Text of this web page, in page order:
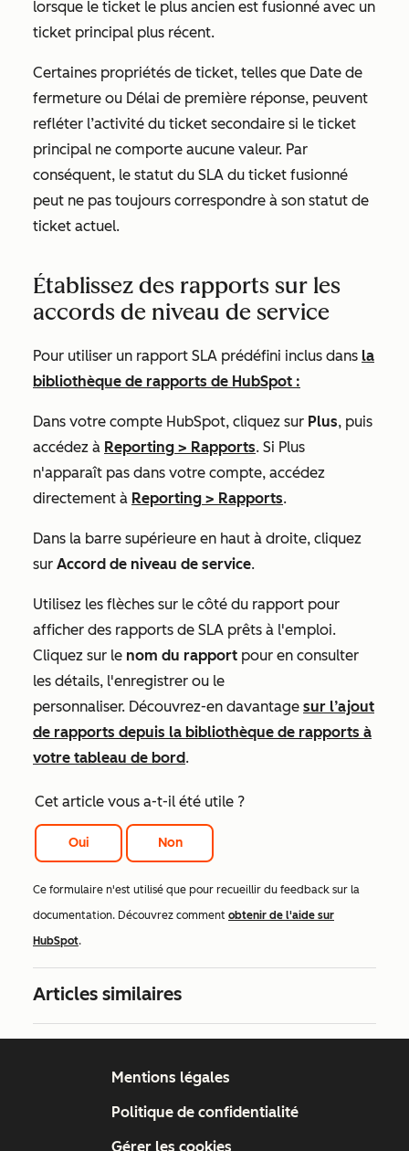
lorsque le ticket le plus ancien est fusionné avec un
ticket principal plus récent.
Certaines propriétés de ticket, telles que Date de
fermeture ou Délai de première réponse, peuvent
refléter l’activité du ticket secondaire si le ticket
principal ne comporte aucune valeur. Par
conséquent, le statut du SLA du ticket fusionné
peut ne pas toujours correspondre à son statut de
ticket actuel.
Établissez des rapports sur les
accords de niveau de service
Pour utiliser un rapport SLA prédéfini inclus dans la
bibliothèque de rapports de HubSpot :
Dans votre compte HubSpot, cliquez sur Plus, puis
accédez à Reporting > Rapports. Si Plus
n'apparaît pas dans votre compte, accédez
directement à Reporting > Rapports.
Dans la barre supérieure en haut à droite, cliquez
sur Accord de niveau de service.
Utilisez les flèches sur le côté du rapport pour
afficher des rapports de SLA prêts à l'emploi.
Cliquez sur le nom du rapport pour en consulter
les détails, l'enregistrer ou le
personnaliser. Découvrez-en davantage sur l’ajout
de rapports depuis la bibliothèque de rapports à
votre tableau de bord.
Cet article vous a-t-il été utile ?
Oui Non
Ce formulaire n'est utilisé que pour recueillir du feedback sur la
documentation. Découvrez comment obtenir de l'aide sur
HubSpot.
Articles similaires
Mentions légales
Politique de confidentialité
Gérer les cookies